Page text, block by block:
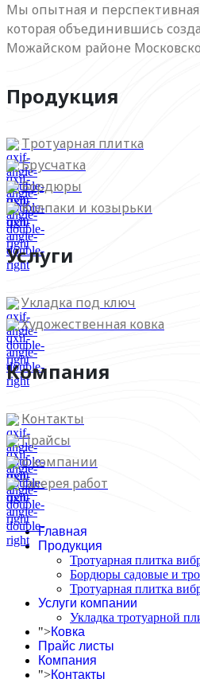
Мы опытная и
которая объединившись
Можайском районе
Продукция
Тротуарная плитка
Брусчатка
Бордюры
Колпаки и козырьки
Услуги
Укладка под ключ
Художественная ковка
Компания
Контакты
Прайсы
о компании
Галерея работ
Главная
Продукция
Тротуарная плитка
Бордюры садовые и
Тротуарная плитка
Услуги компании
Укладка тротуарной
">Ковка
Прайс листы
Компания
">Контакты